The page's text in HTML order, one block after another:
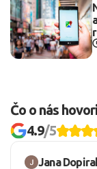
Čo o nás
4.9/5
Jana